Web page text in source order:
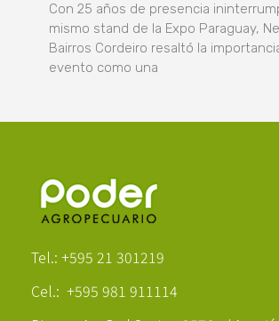
Con 25 años de presencia
mismo stand de la Expo Paraguay,
Bairros Cordeiro resaltó la
evento como una
Tel.: +595 21 301219
Cel.: +595 981 911114